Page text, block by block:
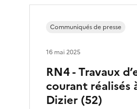
RN4 - Travaux
courant réalisés
Dizier (52)
Communiqués de presse
16 mai 2025